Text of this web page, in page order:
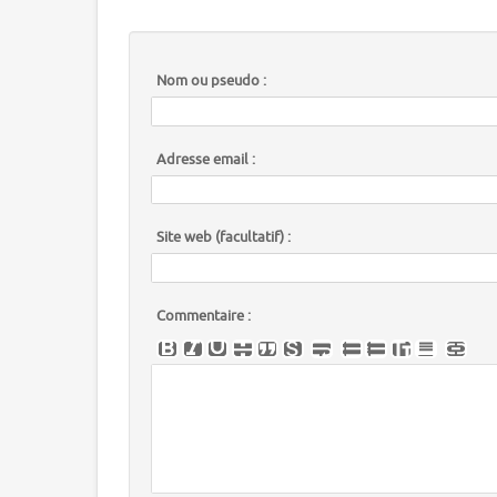
Nom ou pseudo :
Adresse email :
Site web (facultatif) :
Commentaire :